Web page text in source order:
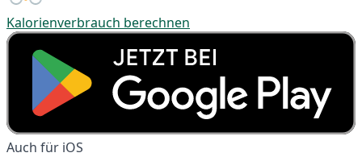
Kalorienverbrauch berechnen
Auch für iOS